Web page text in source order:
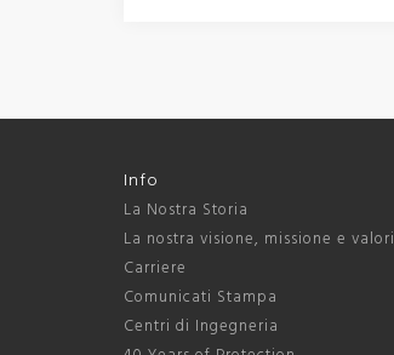
Info
La Nostra Storia
La nostra visione, missione e valori
Carriere
Comunicati Stampa
Centri di Ingegneria